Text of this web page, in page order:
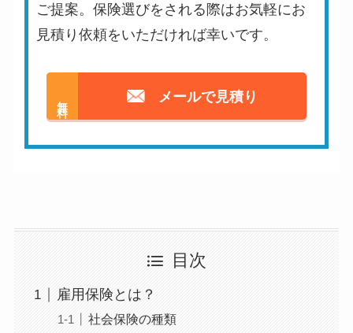
ご提案。保険選びをされる際はお気軽にお
見積り依頼をいただければ幸いです。
メールで見積り
目次
雇用保険とは？
社会保険の種類